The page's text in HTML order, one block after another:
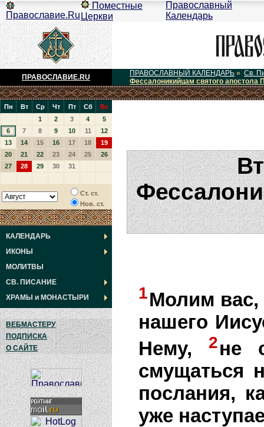
Православие.Ru
Поместные
Церкви
Православный
Календарь
ПРАВОСЛАВИЕ.RU ПРАВОСЛАВНЫЙ КАЛЕНДАРЬ » Св.
Фессалоникийцам святого апостола
Пн Вт Ср Чт Пт Сб
Вс
1
2 3 4
5
6
7 8 9 10 11
12
13
14 15 16 17 18
19
20
21 22 23 24 25
26
27
28 29 30 31
Ст. ст.
Нов. ст.
КАЛЕНДАРЬ
ИКОНЫ
МОЛИТВЫ
СВ. ПИСАНИЕ
ХРАМЫ и МОНАСТЫРИ
ВЕБМАСТЕРУ
ПОДПИСКА
О САЙТЕ
1Молим вас,
нашего
Нему,
2не
смущаться
послания,
уже